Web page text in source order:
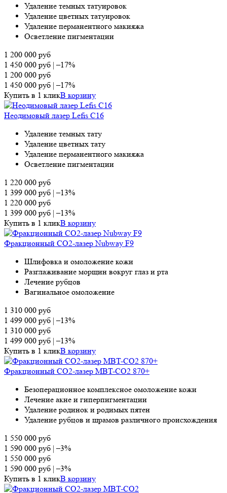
Удаление темных татуировок
Удаление цветных татуировок
Удаление перманентного макияжа
Осветление пигментации
1 200 000 руб
1 450 000 руб |–17%
1 200 000 руб
1 450 000 руб |–17%
Купить в 1 кликВ корзину
Неодимовый лазер Lefis С16
Удаление темных тату
Удаление цветных тату
Удаление перманентного макияжа
Осветление пигментации
1 220 000 руб
1 399 000 руб |–13%
1 220 000 руб
1 399 000 руб |–13%
Купить в 1 кликВ корзину
Фракционный СО2-лазер Nubway F9
Шлифовка и омоложение кожи
Разглаживание морщин вокруг глаз и рта
Лечение рубцов
Вагинальное омоложение
1 310 000 руб
1 499 000 руб |–13%
1 310 000 руб
1 499 000 руб |–13%
Купить в 1 кликВ корзину
Фракционный СО2-лазер MBT-CO2 870+
Безоперационное комплексное омоложение кожи
Лечение акне и гиперпигментации
Удаление родинок и родимых пятен
Удаление рубцов и шрамов различного происхождения
1 550 000 руб
1 590 000 руб |–3%
1 550 000 руб
1 590 000 руб |–3%
Купить в 1 кликВ корзину